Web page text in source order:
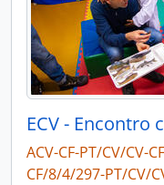
ACV-CF-PT/CV/CV-
CF/8/4/297-PT/CV/